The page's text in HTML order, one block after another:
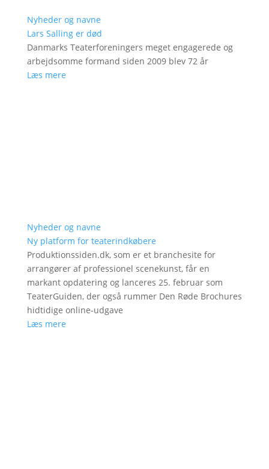
Nyheder og navne
Lars Salling er død
Danmarks Teaterforeningers meget engagerede og
arbejdsomme formand siden 2009 blev 72 år
Læs mere
Nyheder og navne
Ny platform for teaterindkøbere
Produktionssiden.dk, som er et branchesite for
arrangører af professionel scenekunst, får en
markant opdatering og lanceres 25. februar som
TeaterGuiden, der også rummer Den Røde Brochures
hidtidige online-udgave
Læs mere